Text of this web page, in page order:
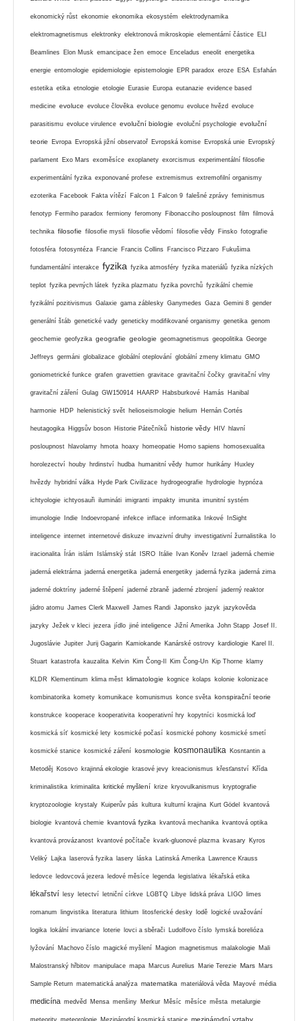
ekonomický růst ekonomie ekonomika ekosystém elektrodynamika
elektromagnetismus elektronky elektronová mikroskopie elementární částice ELI
Beamlines Elon Musk emancipace žen emoce Enceladus eneolit energetika
energie entomologie epidemiologie epistemologie EPR paradox eroze ESA Esfahán
estetika etika etnologie etologie Eurasie Europa eutanazie evidence based
medicine evoluce evoluce člověka evoluce genomu evoluce hvězd evoluce
parasitismu evoluce virulence evoluční biologie evoluční psychologie evoluční
teorie Evropa Evropská jižní observatoř Evropská komise Evropská unie Evropský
parlament Exo Mars exoměsíce exoplanety exorcismus experimentální filosofie
experimentální fyzika exponované profese extremismus extremofilní organismy
ezoterika Facebook Fakta vítězí Falcon 1 Falcon 9 falešné zprávy feminismus
fenotyp Fermiho paradox fermiony feromony Fibonacciho posloupnost film filmová
technika filosofie filosofie mysli filosofie vědomí filosofie vědy Finsko fotografie
fotosféra fotosyntéza Francie Francis Collins Francisco Pizzaro Fukušima
fundamentální interakce fyzika fyzika atmosféry fyzika materiálů fyzika nízkých
teplot fyzika pevných látek fyzika plazmatu fyzika povrchů fyzikální chemie
fyzikální pozitivismus Galaxie gama záblesky Ganymedes Gaza Gemini 8 gender
generální štáb genetické vady geneticky modifikované organismy genetika genom
geochemie geofyzika geografie geologie geomagnetismus geopolitika George
Jeffreys germáni globalizace globální oteplování globální zmeny klimatu GMO
goniometrické funkce grafen gravettien gravitace gravitační čočky gravitační vlny
gravitační záření Gulag GW150914 HAARP Habsburkové Hamás Hanibal
harmonie HDP helenistický svět helioseismologie helium Hernán Cortés
heutagogika Higgsův boson Historie Pátečníků historie vědy HIV hlavní
posloupnost hlavolamy hmota hoaxy homeopatie Homo sapiens homosexualita
horolezectví houby hrdinství hudba humanitní vědy humor hurikány Huxley
hvězdy hybridní válka Hyde Park Civilizace hydrogeografie hydrologie hypnóza
ichtyologie ichtyosauři ilumináti imigranti impakty imunita imunitní systém
imunologie Indie Indoevropané infekce inflace informatika Inkové InSight
inteligence internet internetové diskuze invazivní druhy investigativní žurnalistika Io
iracionalita Írán islám Islámský stát ISRO Itálie Ivan Koněv Izrael jaderná chemie
jaderná elektrárna jaderná energetika jaderná energetiky jaderná fyzika jaderná zima
jaderné doktríny jaderné štěpení jaderné zbraně jaderné zbrojení jaderný reaktor
jádro atomu James Clerk Maxwell James Randi Japonsko jazyk jazykověda
jazyky Ježek v kleci jezera jídlo jiné inteligence Jižní Amerika John Stapp Josef II.
Jugoslávie Jupiter Jurij Gagarin Kamiokande Kanárské ostrovy kardiologie Karel II.
Stuart katastrofa kauzalita Kelvin Kim Čong-Il Kim Čong-Un Kip Thorne klamy
KLDR Klementinum klima měst klimatologie kognice kolaps kolonie kolonizace
kombinatorika komety komunikace komunismus konce světa konspirační teorie
konstrukce kooperace kooperativita kooperativní hry kopytníci kosmická loď
kosmická síť kosmické lety kosmické počasí kosmické pohony kosmické smetí
kosmické stanice kosmické záření kosmologie kosmonautika Kosntantin a
Metoděj Kosovo krajinná ekologie krasové jevy kreacionismus křesťanství Křída
kriminalistika kriminalita kritické myšlení krize kryovulkanismus kryptografie
kryptozoologie krystaly Kuiperův pás kultura kulturní krajina Kurt Gödel kvantová
biologie kvantová chemie kvantová fyzika kvantová mechanika kvantová optika
kvantová provázanost kvantové počítače kvark-gluonové plazma kvasary Kyros
Veliký Lajka laserová fyzika lasery láska Latinská Amerika Lawrence Krauss
ledovce ledovcová jezera ledové měsíce legenda legislativa lékařská etika
lékařství lesy letectví letniční církve LGBTQ Libye lidská práva LIGO limes
romanum lingvistika literatura lithium litosferické desky lodě logické uvažování
logika lokální invariance loterie lovci a sběrači Ludolfovo číslo lymská borelióza
lyžování Machovo číslo magické myšlení Magion magnetismus malakologie Mali
Malostranský hřbitov manipulace mapa Marcus Aurelius Marie Terezie Mars Mars
Sample Return matematická analýza matematika materiálová věda Mayové média
medicína medvěd Mensa menšiny Merkur Měsíc měsíce města metalurgie
meteority meteorologie Mezinárodní kosmická stanice mezinárodní vztahy